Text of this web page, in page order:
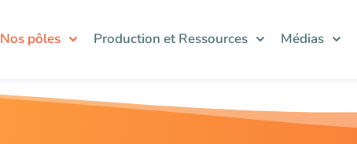
Nos pôles Production et Ressources Médias